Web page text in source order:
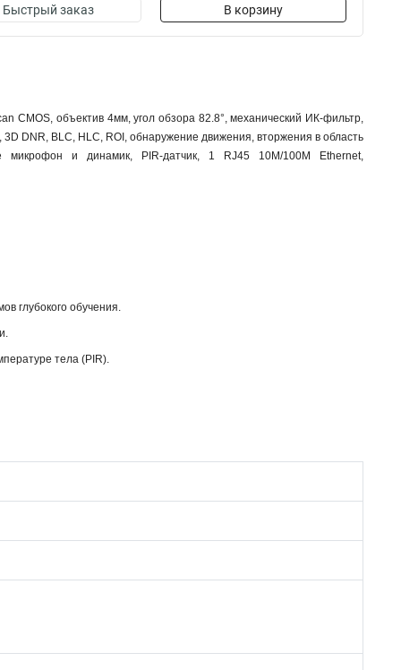
Быстрый заказ В корзину
CMOS, объектив 4мм, угол обзора 82.8°, механический ИК-фильтр,
DNR, BLC, HLC, ROI, обнаружение движения, вторжения в область
и динамик, PIR-датчик, 1 RJ45 10M/100M Ethernet,
глубокого обучения.
тела (PIR).